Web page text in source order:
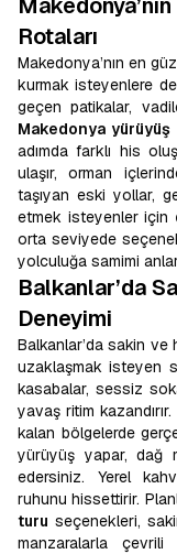
Rotaları
Makedonya’nın en
kurmak isteyenlere
geçen patikalar,
Makedonya yürüyüş
adımda farklı his
ulaşır, orman
taşıyan eski yollar,
etmek isteyenler için
orta seviyede
yolculuğa samimi
Balkanlar’da
Deneyimi
Balkanlar’da sakin
uzaklaşmak isteyen
kasabalar, sessiz
yavaş ritim kazandırır.
kalan bölgelerde
yürüyüş yapar, dağ
edersiniz. Yerel
ruhunu hissettirir.
turu seçenekleri,
manzaralarla